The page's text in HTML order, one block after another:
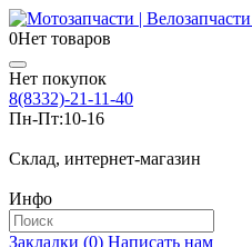
0Нет товаров
Нет покупок
8(8332)-21-11-40
Пн-Пт:10-16
Склад, интернет-магазин
Инфо
Закладки (0) Написать нам